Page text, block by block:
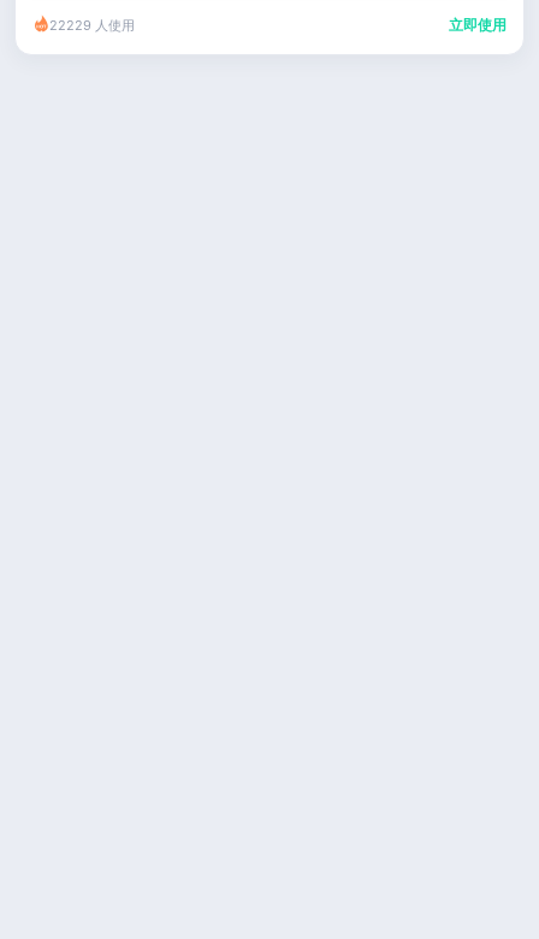
22229 人使用 立即使用